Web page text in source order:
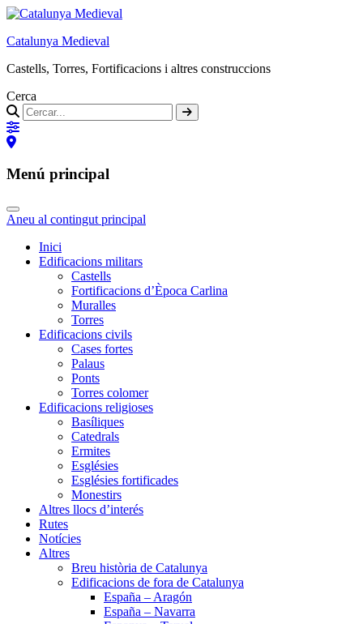
Catalunya Medieval
Castells, Torres, Fortificacions i altres construccions
Cerca
Menú principal
Aneu al contingut principal
Inici
Edificacions militars
Castells
Fortificacions d’Època Carlina
Muralles
Torres
Edificacions civils
Cases fortes
Palaus
Ponts
Torres colomer
Edificacions religioses
Basíliques
Catedrals
Ermites
Esglésies
Esglésies fortificades
Monestirs
Altres llocs d’interés
Rutes
Notícies
Altres
Breu història de Catalunya
Edificacions de fora de Catalunya
España – Aragón
España – Navarra